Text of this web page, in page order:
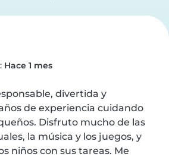
Hace 1 mes
divertida y
de experiencia cuidando
Disfruto mucho de las
la música y los juegos, y
niños con sus tareas. Me